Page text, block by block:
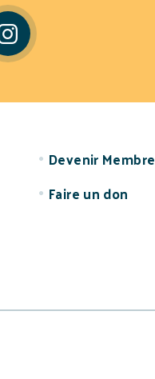
Devenir Membre
Faire un don